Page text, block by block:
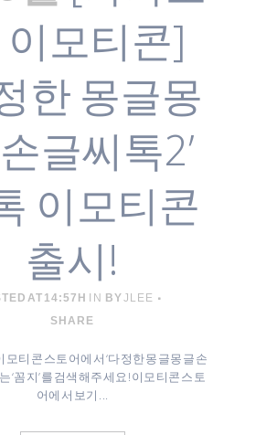
이모티콘]
한 몽글몽
글씨톡2’
이모티콘
출시!
AT 14:57H IN BYJLEE
SHARE
모티콘 스토어에서 ‘다정한 몽글몽글 손
‘꼼지’를 검색해주세요! 이모티콘 스토
어에서 보기 ...